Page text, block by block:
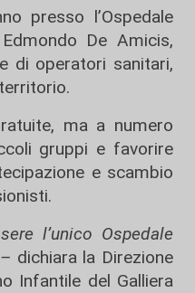
presso l’Ospedale
De Amicis,
di operatori sanitari,
ma a numero
gruppi e favorire
e scambio
l’unico Ospedale
dichiara la Direzione
Infantile del Galliera